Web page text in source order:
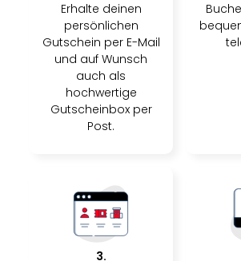
Erhalte deinen
persönlichen
Gutschein per E-Mail
und auf Wunsch
auch als
hochwertige
Gutscheinbox per
Post.
3.